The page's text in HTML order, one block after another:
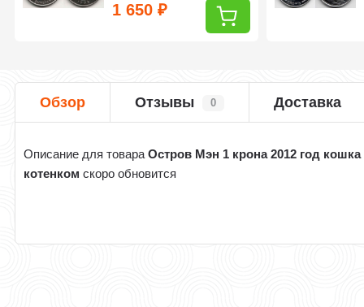
1 650₽
Обзор Отзывы 0 Доставка
Описание для товараОстров Мэн 1 крона 2012 год кошка
котенком скоро обновится